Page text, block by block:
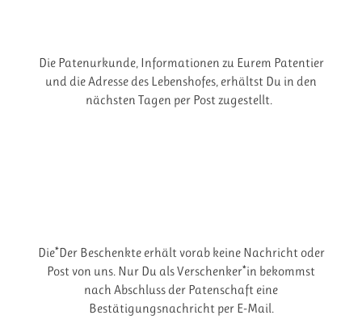
Die Patenurkunde, Informationen zu Eurem Patentier
und die Adresse des Lebenshofes, erhältst Du in den
nächsten Tagen per Post zugestellt.
Die*Der Beschenkte erhält vorab keine Nachricht oder
Post von uns. Nur Du als Verschenker*in bekommst
nach Abschluss der Patenschaft eine
Bestätigungsnachricht per E-Mail.